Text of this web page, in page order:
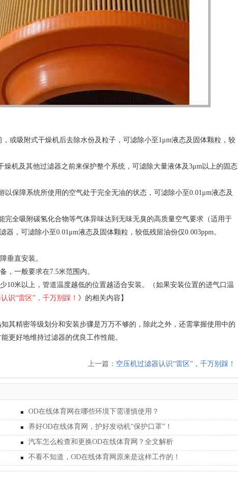
或吸附式干燥机后去除水份及粒子，可滤除小至1μm液态及固体颗粒，较
机及其他过滤器之前来保护整个系统，可滤除大量液体及3μm以上的固态
保障系统所使用的空气处于完全无油的状态，可滤除小至0.01μm液态及
全吸附碳氢化合物等气体异味达到无味无臭的高质量空气要求（适用于
，可滤除小至0.01μm液态及固体颗粒，较低残留油份仅0.003ppm。
垂直安装。
，一般要求在7.5米范围内。
10米以上，管道温度越低的位置越适合安装。（如果安装位置的进气口温
识“雷区”，千万别踩！ 》的相关内容】
其精密等级划分和安装步骤是万万不够的，除此之外，还需掌握使用中的
更好地维持过滤器的优良工作性能。
上一篇： 空压机过滤器认识“雷区”，千万别踩！
OD在线体育网在哪些环境下需谨慎使用？
养好OD在线体育网，护好发动机“保护口罩”！
汽车怎么检查和更换OD在线体育网？全文解析
不看不知道，OD在线体育网原来是这样工作的！